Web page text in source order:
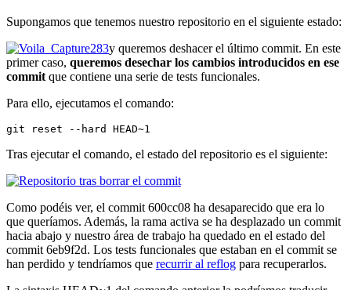
Supongamos que tenemos nuestro repositorio en el siguiente estado:
y queremos deshacer el último commit. En este
primer caso, queremos desechar los cambios introducidos en ese
commit que contiene una serie de tests funcionales.
Para ello, ejecutamos el comando:
git reset --hard HEAD~1
Tras ejecutar el comando, el estado del repositorio es el siguiente:
Como podéis ver, el commit 600cc08 ha desaparecido que era lo
que queríamos. Además, la rama activa se ha desplazado un commit
hacia abajo y nuestro área de trabajo ha quedado en el estado del
commit 6eb9f2d. Los tests funcionales que estaban en el commit se
han perdido y tendríamos que recurrir al reflog para recuperarlos.